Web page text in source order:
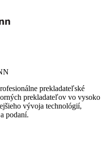
prekladateľské
prekladateľov vo vysoko
vývoja technológií,
podaní.